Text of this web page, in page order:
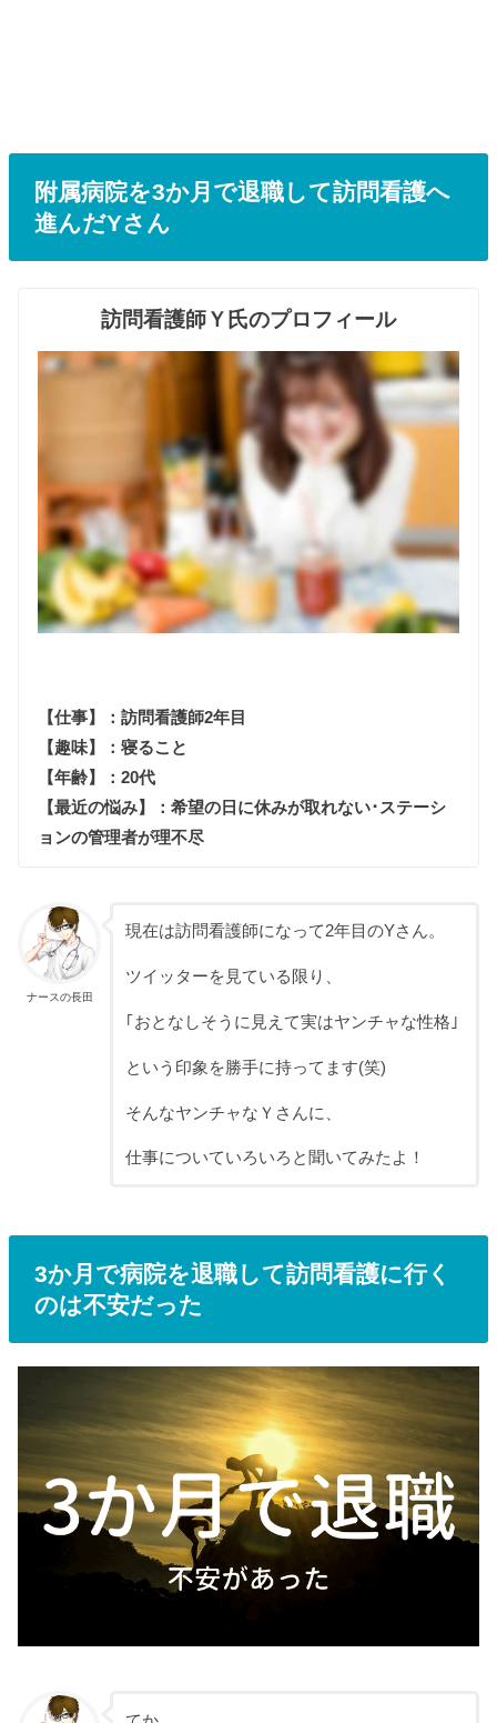
附属病院を3か月で退職して訪問看護へ
進んだYさん
訪問看護師Ｙ氏のプロフィール
【仕事】：訪問看護師2年目
【趣味】：寝ること
【年齢】：20代
【最近の悩み】：希望の日に休みが取れない･ステーシ
ョンの管理者が理不尽
ナースの長田
現在は訪問看護師になって2年目のYさん。
ツイッターを見ている限り、
｢おとなしそうに見えて実はヤンチャな性格｣
という印象を勝手に持ってます(笑)
そんなヤンチャなＹさんに、
仕事についていろいろと聞いてみたよ！
3か月で病院を退職して訪問看護に行く
のは不安だった